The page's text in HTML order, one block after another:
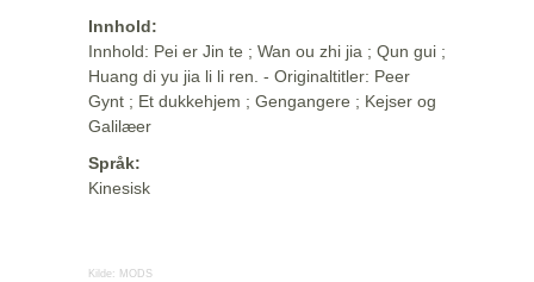
Innhold:
Innhold: Pei er Jin te ; Wan ou zhi jia ; Qun gui ;
Huang di yu jia li li ren. - Originaltitler: Peer
Gynt ; Et dukkehjem ; Gengangere ; Kejser og
Galilæer
Språk:
Kinesisk
Kilde: MODS